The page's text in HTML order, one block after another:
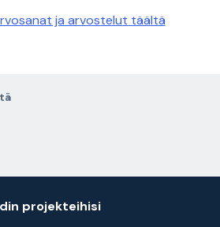
ja arvostelut täältä
projekteihisi